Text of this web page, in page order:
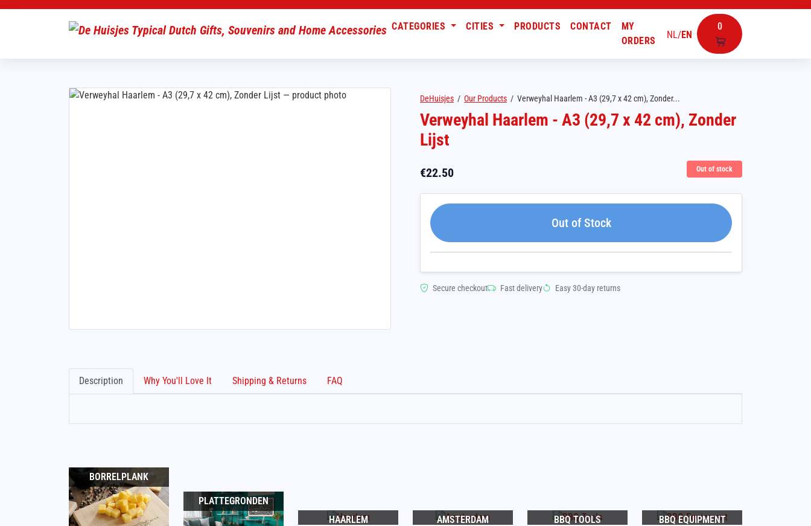
NL/EN
0
CATEGORIES CITIES PRODUCTS CONTACT
MY
ORDERS
DeHuisjes / Our Products / Verweyhal Haarlem - A3 (29,7 x 42 cm), Zonder...
Verweyhal Haarlem - A3 (29,7 x 42 cm), Zonder
Lijst
€22.50 Out of stock
Out of Stock
Secure checkout Fast delivery Easy 30-day returns
Description Why You'll Love It Shipping & Returns FAQ
BORRELPLANK
PLATTEGRONDEN
HAARLEM
AMSTERDAM BBQ TOOLS BBQ EQUIPMENT